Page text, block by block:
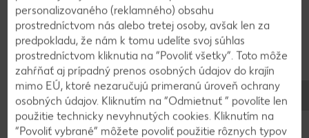
4
V hrnci na masti speníme očistenú a nadrobno
nakrájanú cibuľu. Posypeme ju mletou červenou
paprikou a ešte krátko opečieme. K cibuli pridáme
uvarené zemiaky, osolíme a dobre premiešame.
Nakoniec zľahka vmiešame uvarené domáce
fliačky.
personalizovaného (reklamného) obsahu
prostredníctvom nás alebo tretej osoby, avšak len za
predpokladu, že nám k tomu udelíte svoj súhlas
prostredníctvom kliknutia na “Povoliť všetky”. Toto môže
zahŕňať aj prípadný prenos osobných údajov do krajín
mimo EÚ, ktoré nezaručujú primeranú úroveň ochrany
osobných údajov. Kliknutím na “Odmietnuť ” povolíte len
použitie technicky nevyhnutých cookies. Kliknutím na
“Povoliť vybrané” môžete povoliť použitie rôznych typov